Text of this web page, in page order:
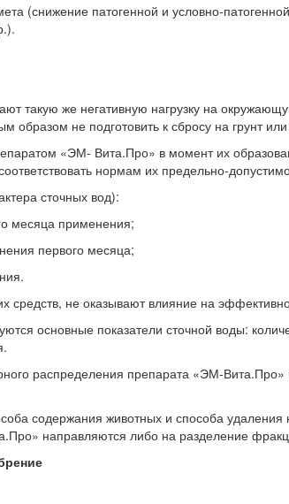
(снижение патогенной и условно-
такую же негативную нагрузку на
не подготовить к сбросу на грунт
«ЭМ- Вита.Про» в момент их
нормам их предельно-
сточных вод):
месяца применения;
первого месяца;
не оказывают влияние на
основные показатели сточной воды:
распределения препарата «ЭМ-
содержания животных и способа
направляются либо на разделение